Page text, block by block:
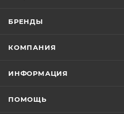
БРЕНДЫ
КОМПАНИЯ
ИНФОРМАЦИЯ
ПОМОЩЬ